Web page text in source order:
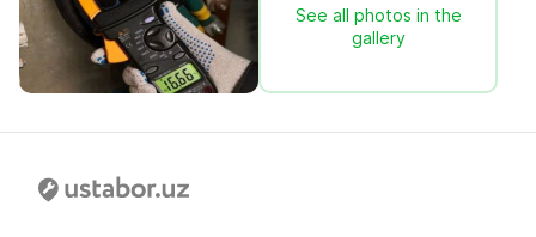
See all photos in the
gallery